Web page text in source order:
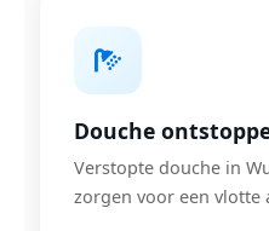
Douche
Verstopte douche in
zorgen voor een vlotte